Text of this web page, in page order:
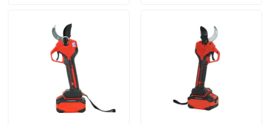
Su di noi
display di fabbrica
Contattaci